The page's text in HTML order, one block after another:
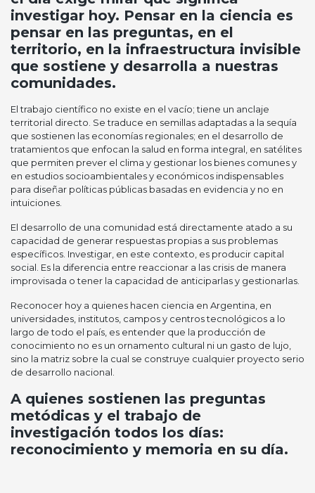
investigar hoy. Pensar en la ciencia es
pensar en las preguntas, en el
territorio, en la infraestructura invisible
que sostiene y desarrolla a nuestras
comunidades.
El trabajo científico no existe en el vacío; tiene un anclaje
territorial directo. Se traduce en semillas adaptadas a la sequía
que sostienen las economías regionales; en el desarrollo de
tratamientos que enfocan la salud en forma integral, en satélites
que permiten prever el clima y gestionar los bienes comunes y
en estudios socioambientales y económicos indispensables
para diseñar políticas públicas basadas en evidencia y no en
intuiciones.
El desarrollo de una comunidad está directamente atado a su
capacidad de generar respuestas propias a sus problemas
específicos. Investigar, en este contexto, es producir capital
social. Es la diferencia entre reaccionar a las crisis de manera
improvisada o tener la capacidad de anticiparlas y gestionarlas.
Reconocer hoy a quienes hacen ciencia en Argentina, en
universidades, institutos, campos y centros tecnológicos a lo
largo de todo el país, es entender que la producción de
conocimiento no es un ornamento cultural ni un gasto de lujo,
sino la matriz sobre la cual se construye cualquier proyecto serio
de desarrollo nacional.
A quienes sostienen las preguntas
metódicas y el trabajo de
investigación todos los días:
reconocimiento y memoria en su día.